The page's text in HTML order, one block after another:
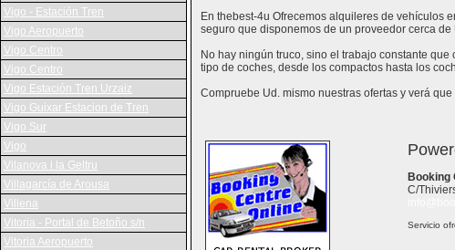
Vigo - Estación Tren
Vigo Aeropuerto
Vigo Centro
Vigo Centro
Vigo Estación Tren Urzaiz
Vigo Guixar Estacion de Tren
Vigo Sur
Vigo
Vilanova i la Geltru
Villagarcía de Arousa
Villena
Vitoria - Portal de Betoño s/n
Vitoria Aeropuerto
En thebest-4u Ofrecemos alquileres de vehículos
seguro que disponemos de un proveedor cerca de
No hay ningún truco, sino el trabajo constante
tipo de coches, desde los compactos hasta los
Compruebe Ud. mismo nuestras ofertas y verá
Booking
C/
Servicio